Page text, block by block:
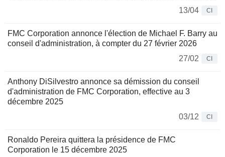
13/04
CI
FMC Corporation annonce l'élection de Michael F. Barry au
conseil d'administration, à compter du 27 février 2026
27/02
CI
Anthony DiSilvestro annonce sa démission du conseil
d'administration de FMC Corporation, effective au 3
décembre 2025
03/12
CI
Ronaldo Pereira quittera la présidence de FMC
Corporation le 15 décembre 2025